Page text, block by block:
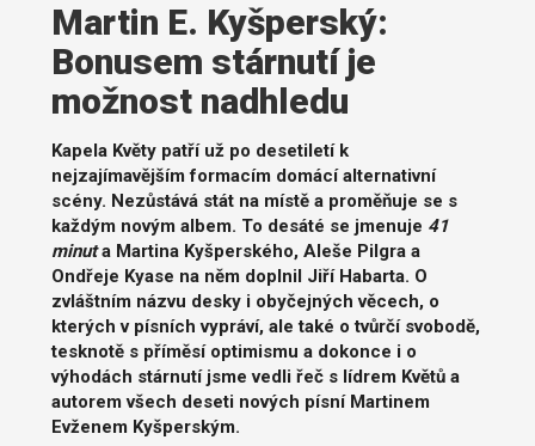
Martin E. Kyšperský:
Bonusem stárnutí je
možnost nadhledu
Kapela Květy patří už po desetiletí k
nejzajímavějším formacím domácí alternativní
scény. Nezůstává stát na místě a proměňuje se s
každým novým albem. To desáté se jmenuje 41
minuta Martina Kyšperského, Aleše Pilgra a
Ondřeje Kyase na něm doplnil Jiří Habarta. O
zvláštním názvu desky i obyčejných věcech, o
kterých v písních vypráví, ale také o tvůrčí svobodě,
tesknotě s příměsí optimismu a dokonce i o
výhodách stárnutí jsme vedli řeč s lídrem Květů a
autorem všech deseti nových písní Martinem
Evženem Kyšperským.